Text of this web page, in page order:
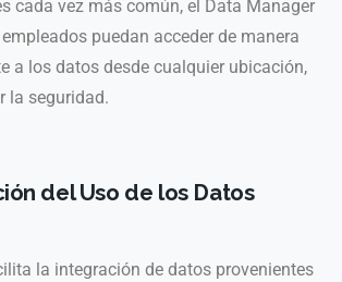
cada vez más común, el Data Manager
puedan acceder de manera
a los datos desde cualquier ubicación,
la seguridad.
del Uso de los Datos
la integración de datos provenientes